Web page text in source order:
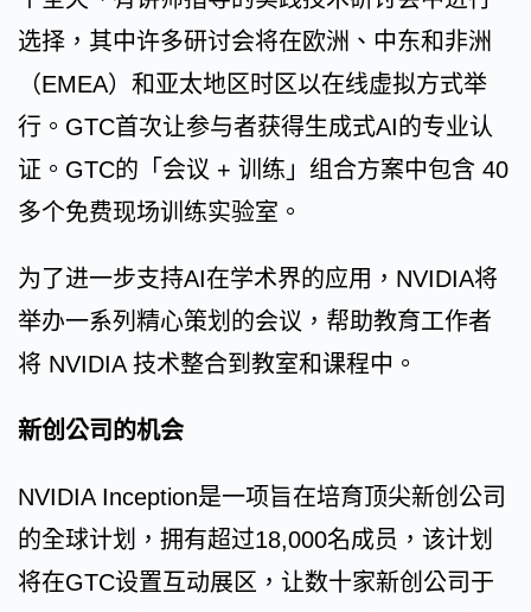
选择，其中许多研讨会将在欧洲、中东和非洲
（EMEA）和亚太地区时区以在线虚拟方式举
行。GTC首次让参与者获得生成式AI的专业认
证。GTC的「会议 + 训练」组合方案中包含 40
多个免费现场训练实验室。
为了进一步支持AI在学术界的应用，NVIDIA将
举办一系列精心策划的会议，帮助教育工作者
将 NVIDIA 技术整合到教室和课程中。
新创公司的机会
NVIDIA Inception是一项旨在培育顶尖新创公司
的全球计划，拥有超过18,000名成员，该计划
将在GTC设置互动展区，让数十家新创公司于